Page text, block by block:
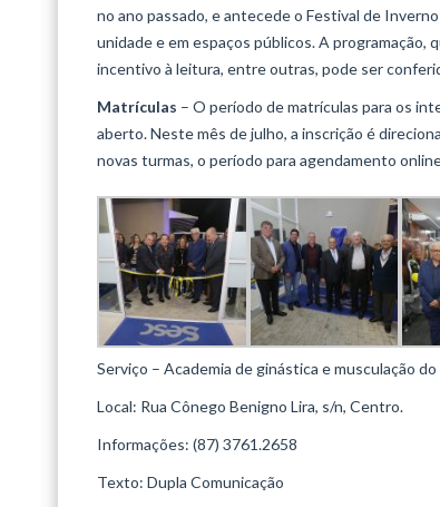
no ano passado, e antecede o Festival de
unidade e em espaços públicos. A
incentivo à leitura, entre outras, pode ser
Matrículas – O período de matrículas para os
aberto. Neste mês de julho, a inscrição é
novas turmas, o período para agendamento
Serviço – Academia de ginástica e musculação
Local: Rua Cônego Benigno Lira, s/n, Centro.
Informações: (87) 3761.2658
Texto: Dupla Comunicação